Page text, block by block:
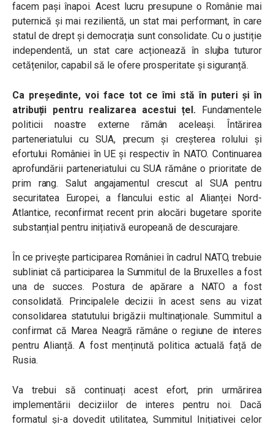
facem pași înapoi. Acest lucru presupune o Românie mai
puternică și mai rezilientă, un stat mai performant, în care
statul de drept și democrația sunt consolidate. Cu o justiție
independentă, un stat care acționează în slujba tuturor
cetățenilor, capabil să le ofere prosperitate și siguranță.
Ca președinte, voi face tot ce îmi stă în puteri și în
atribuții pentru realizarea acestui țel. Fundamentele
politicii noastre externe rămân aceleași. Întărirea
parteneriatului cu SUA, precum și creșterea rolului și
efortului României în UE și respectiv în NATO. Continuarea
aprofundării parteneriatului cu SUA rămâne o prioritate de
prim rang. Salut angajamentul crescut al SUA pentru
securitatea Europei, a flancului estic al Alianței Nord-
Atlantice, reconfirmat recent prin alocări bugetare sporite
substanțial pentru inițiativă europeană de descurajare.
În ce privește participarea României în cadrul NATO, trebuie
subliniat că participarea la Summitul de la Bruxelles a fost
una de succes. Postura de apărare a NATO a fost
consolidată. Principalele decizii în acest sens au vizat
consolidarea statutului brigăzii multinaționale. Summitul a
confirmat că Marea Neagră rămâne o regiune de interes
pentru Alianță. A fost menținută politica actuală față de
Rusia.
Va trebui să continuați acest efort, prin urmărirea
implementării deciziilor de interes pentru noi. Dacă
formatul și-a dovedit utilitatea, Summitul Inițiativei celor